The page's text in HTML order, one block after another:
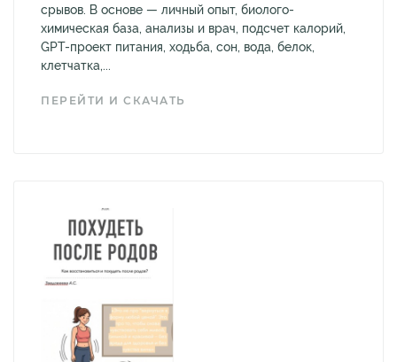
срывов. В основе — личный опыт, биолого-
химическая база, анализы и врач, подсчет калорий,
GPT-проект питания, ходьба, сон, вода, белок,
клетчатка,...
ПЕРЕЙТИ И СКАЧАТЬ